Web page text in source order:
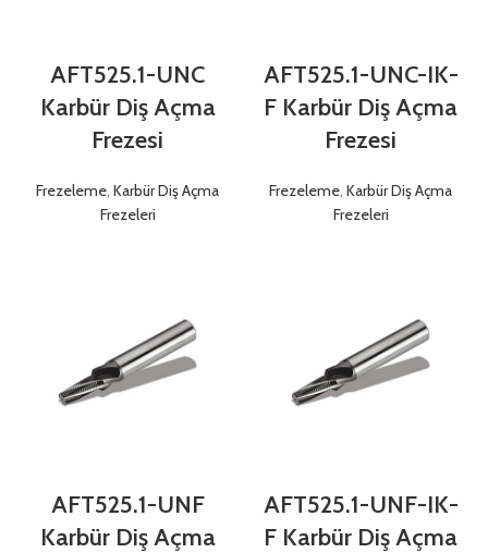
AFT525.1-UNC
Karbür Diş Açma
Frezesi
Frezeleme, Karbür Diş Açma
Frezeleri
AFT525.1-UNC-IK-
F Karbür Diş Açma
Frezesi
Frezeleme, Karbür Diş Açma
Frezeleri
AFT525.1-UNF
Karbür Diş Açma
AFT525.1-UNF-IK-
F Karbür Diş Açma